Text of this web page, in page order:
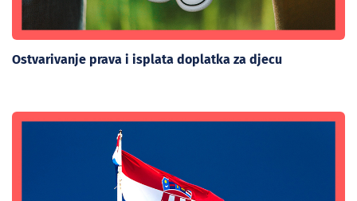
Ostvarivanje prava i isplata doplatka za djecu